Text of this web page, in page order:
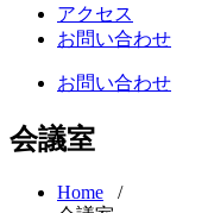
アクセス
お問い合わせ
お問い合わせ
会議室
Home /